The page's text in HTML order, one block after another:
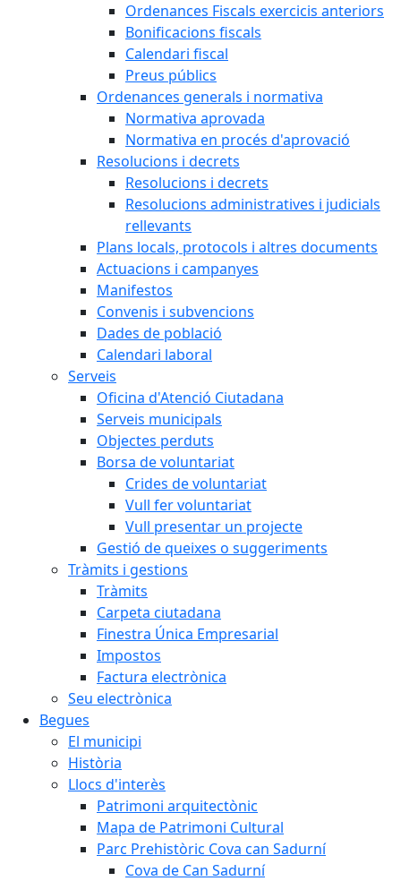
Ordenances Fiscals exercicis anteriors
Bonificacions fiscals
Calendari fiscal
Preus públics
Ordenances generals i normativa
Normativa aprovada
Normativa en procés d'aprovació
Resolucions i decrets
Resolucions i decrets
Resolucions administratives i judicials
rellevants
Plans locals, protocols i altres documents
Actuacions i campanyes
Manifestos
Convenis i subvencions
Dades de població
Calendari laboral
Serveis
Oficina d'Atenció Ciutadana
Serveis municipals
Objectes perduts
Borsa de voluntariat
Crides de voluntariat
Vull fer voluntariat
Vull presentar un projecte
Gestió de queixes o suggeriments
Tràmits i gestions
Tràmits
Carpeta ciutadana
Finestra Única Empresarial
Impostos
Factura electrònica
Seu electrònica
Begues
El municipi
Història
Llocs d'interès
Patrimoni arquitectònic
Mapa de Patrimoni Cultural
Parc Prehistòric Cova can Sadurní
Cova de Can Sadurní